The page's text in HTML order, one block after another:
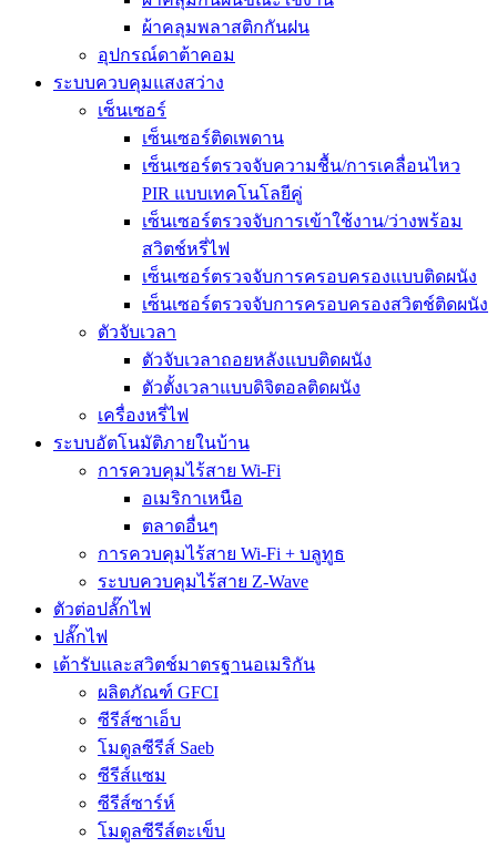
ผ้าคลุมพลาสติกกันฝน
อุปกรณ์ดาต้าคอม
ระบบควบคุมแสงสว่าง
เซ็นเซอร์
เซ็นเซอร์ติดเพดาน
เซ็นเซอร์ตรวจจับความชื้น/การเคลื่อนไหว
PIR แบบเทคโนโลยีคู่
เซ็นเซอร์ตรวจจับการเข้าใช้งาน/ว่างพร้อม
สวิตช์หรี่ไฟ
เซ็นเซอร์ตรวจจับการครอบครองแบบติดผนัง
เซ็นเซอร์ตรวจจับการครอบครองสวิตช์ติดผนัง
ตัวจับเวลา
ตัวจับเวลาถอยหลังแบบติดผนัง
ตัวตั้งเวลาแบบดิจิตอลติดผนัง
เครื่องหรี่ไฟ
ระบบอัตโนมัติภายในบ้าน
การควบคุมไร้สาย Wi-Fi
อเมริกาเหนือ
ตลาดอื่นๆ
การควบคุมไร้สาย Wi-Fi + บลูทูธ
ระบบควบคุมไร้สาย Z-Wave
ตัวต่อปลั๊กไฟ
ปลั๊กไฟ
เต้ารับและสวิตช์มาตรฐานอเมริกัน
ผลิตภัณฑ์ GFCI
ซีรีส์ซาเอ็บ
โมดูลซีรีส์ Saeb
ซีรีส์แซม
ซีรีส์ซาร์ห์
โมดูลซีรีส์ตะเข็บ